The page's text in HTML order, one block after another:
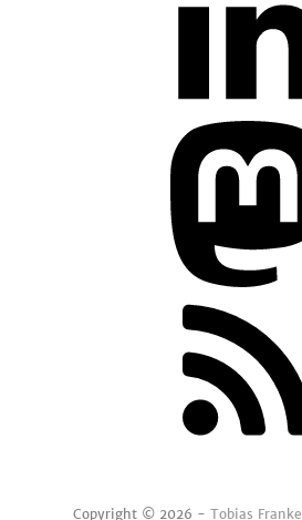
Copyright © 2026 - Tobias Franke